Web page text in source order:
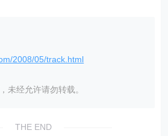
2008/05/track.html
未经允许请勿转载。
THE END